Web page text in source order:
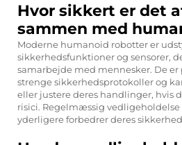
Hvor sikkert er det
sammen med
Moderne humanoid robotter er
sikkerhedsfunktioner og sensorer,
samarbejde med mennesker. De
strenge sikkerhedsprotokoller og
eller justere deres handlinger, hvis
risici. Regelmæssig
yderligere forbedrer deres